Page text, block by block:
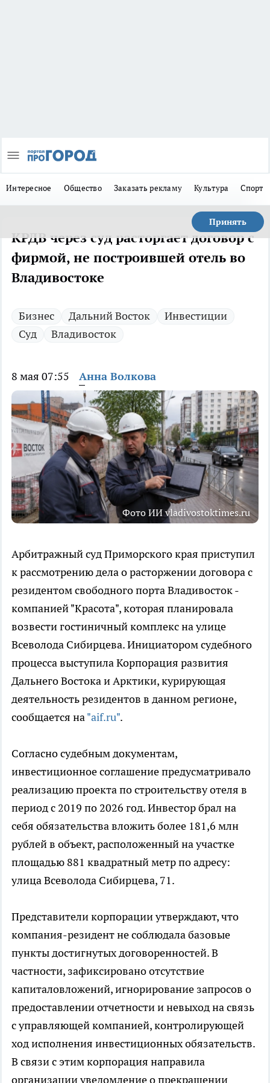
Интересное Общество Заказать рекламу Культура Спорт
Принять
КРДВ через суд расторгает договор с
фирмой, не построившей отель во
Владивостоке
Бизнес Дальний Восток
Инвестиции
Суд
Владивосток
8 мая 07:55 Анна Волкова
Фото ИИ vladivostoktimes.ru
Арбитражный суд Приморского края приступил
к рассмотрению дела о расторжении договора с
резидентом свободного порта Владивосток -
компанией "Красота", которая планировала
возвести гостиничный комплекс на улице
Всеволода Сибирцева. Инициатором судебного
процесса выступила Корпорация развития
Дальнего Востока и Арктики, курирующая
деятельность резидентов в данном регионе,
сообщается на"aif.ru".
Согласно судебным документам,
инвестиционное соглашение предусматривало
реализацию проекта по строительству отеля в
период с 2019 по 2026 год. Инвестор брал на
себя обязательства вложить более 181,6 млн
рублей в объект, расположенный на участке
площадью 881 квадратный метр по адресу:
улица Всеволода Сибирцева, 71.
Представители корпорации утверждают, что
компания-резидент не соблюдала базовые
пункты достигнутых договоренностей. В
частности, зафиксировано отсутствие
капиталовложений, игнорирование запросов о
предоставлении отчетности и невыход на связь
с управляющей компанией, контролирующей
ход исполнения инвестиционных обязательств.
В связи с этим корпорация направила
организации уведомление о прекращении